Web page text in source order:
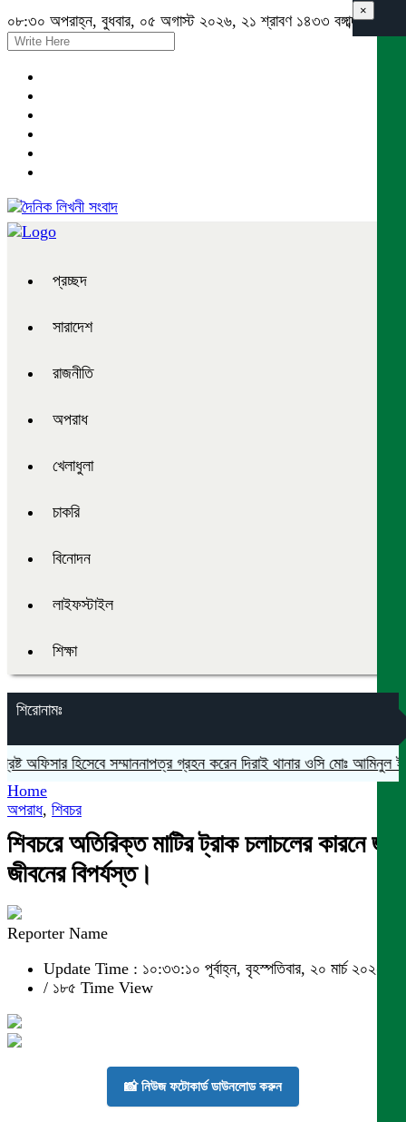
০৮:৩০ অপরাহ্ন, বুধবার, ০৫ অগাস্ট ২০২৬, ২১ শ্রাবণ ১৪৩৩ বঙ্গাব্দ
প্রচ্ছদ
সারাদেশ
রাজনীতি
অপরাধ
খেলাধুলা
চাকরি
বিনোদন
লাইফস্টাইল
শিক্ষা
শিরোনামঃ
অফিসার হিসেবে সম্মাননাপত্র গ্রহন করেন দিরাই থানার ওসি মোঃ আমিনুল ইসলাম
×
Home
অপরাধ, শিবচর
শিবচরে অতিরিক্ত মাটির ট্রাক চলাচলের কারনে জন
জীবনের বিপর্যস্ত।
Reporter Name
Update Time : ১০:৩৩:১০ পূর্বাহ্ন, বৃহস্পতিবার, ২০ মার্চ ২০২৫
/ ১৮৫ Time View
📸 নিউজ ফটোকার্ড ডাউনলোড করুন